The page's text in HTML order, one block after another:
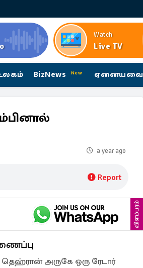
Watch
Live TV
BizNews New ஏனையவை
a year ago
Report
விளம்பரம்
தெஹ்ரான் அருகே ஒரு ரேடார்